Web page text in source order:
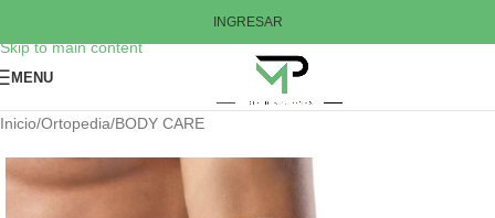
Skip to main content
INGRESAR
MENU
Inicio/Ortopedia/BODY CARE